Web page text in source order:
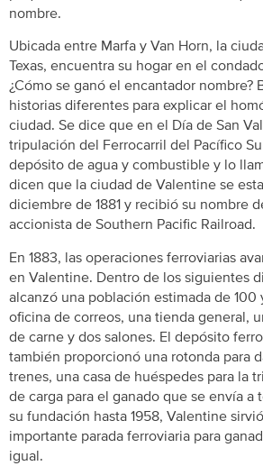
nombre.
Ubicada entre Marfa y Van Horn, la
Texas, encuentra su hogar en el
¿Cómo se ganó el encantador nombre?
historias diferentes para explicar el
ciudad. Se dice que en el Día de San
tripulación del Ferrocarril del Pacífico
depósito de agua y combustible y lo
dicen que la ciudad de Valentine se
diciembre de 1881 y recibió su nombre
accionista de Southern Pacific Railroad.
En 1883, las operaciones ferroviarias
en Valentine. Dentro de los siguientes
alcanzó una población estimada de 100
oficina de correos, una tienda general,
de carne y dos salones. El depósito
también proporcionó una rotonda para
trenes, una casa de huéspedes para la
de carga para el ganado que se envía a
su fundación hasta 1958, Valentine
importante parada ferroviaria para
igual.